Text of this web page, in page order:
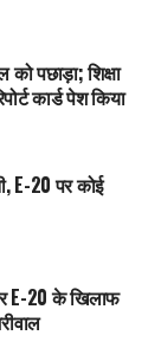
पछाड़ा; शिक्षा
कार्ड पेश किया
E-20 पर कोई
E-20 के खिलाफ